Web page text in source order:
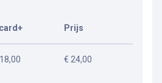
Prijs
€ 24,00